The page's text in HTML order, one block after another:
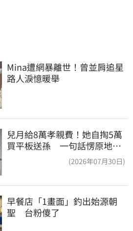
Mina遭網暴離世！曾並肩追星
路人淚憶暖舉
兒月給8萬孝親費！她自掏5萬
買平板送孫 一句話愣原地
(2026年07月30日)
早餐店「1畫面」釣出始源朝
聖　台粉傻了